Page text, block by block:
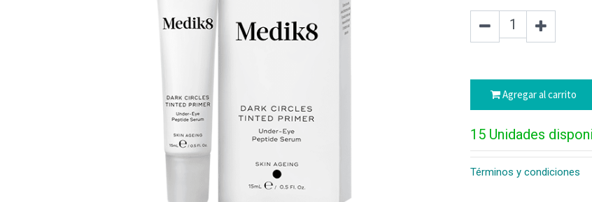
Agregar al carrito
15 Unidades
Términos y condiciones